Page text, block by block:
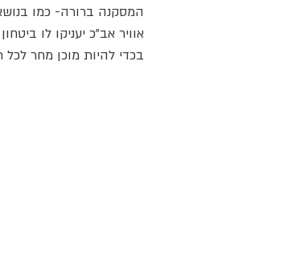
המסקנה ברורה- כמו
אוויר אב"כ יעניקו לו
בכדי להיות מוכן מחר